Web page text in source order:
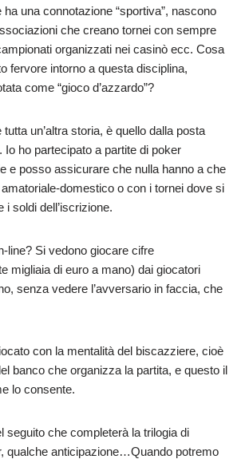
una connotazione “sportiva”, nascono
che creano tornei con sempre
organizzati nei casinò ecc. Cosa
fervore intorno a questa disciplina,
come “gioco d’azzardo”?
tutta un’altra storia, è quello dalla posta
Io ho partecipato a partite di poker
e posso assicurare che nulla hanno a che
domestico o con i tornei dove si
i soldi dell’iscrizione.
line? Si vedono giocare cifre
migliaia di euro a mano) dai giocatori
senza vedere l’avversario in faccia, che
con la mentalità del biscazziere, cioè
banco che organizza la partita, e questo il
lo consente.
seguito che completerà la trilogia di
qualche anticipazione…Quando potremo